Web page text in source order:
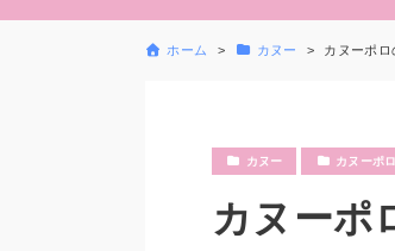
ホーム カヌー カヌーポ
カヌー カヌーポロ
カヌーポ